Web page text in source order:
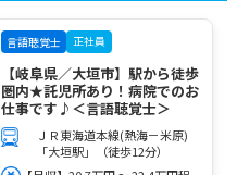
言語聴覚士 正社員
【岐阜県／大垣市】駅から徒歩
圏内★託児所あり！病院でのお
仕事です♪＜言語聴覚士＞
ＪＲ東海道本線(熱海－米原)
「大垣駅」（徒歩12分）